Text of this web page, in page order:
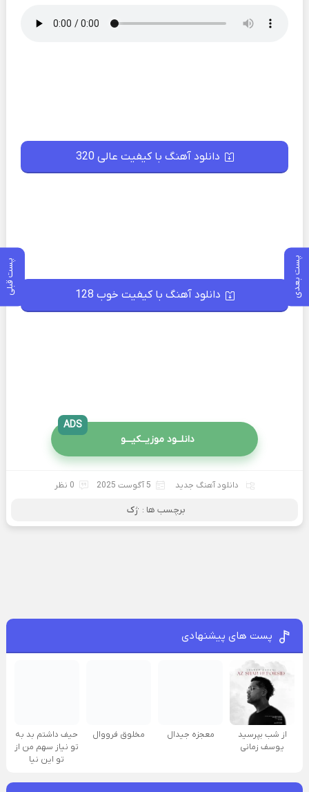
پست بعدی پست قبلی
دانلود آهنگ با کیفیت عالی 320
دانلود آهنگ با کیفیت خوب 128
دانلــود موزیــکیـــو
ADS
دانلود آهنگ جدید 5 آگوست 2025 0 نظر
برچسب ها : ژک
پست های پیشنهادی
از شب بپرسید
یوسف زمانی
معجزه جیدال مخلوق فرووال
حیف داشتم بد به
تو نیاز سهم من از
تو این نیا